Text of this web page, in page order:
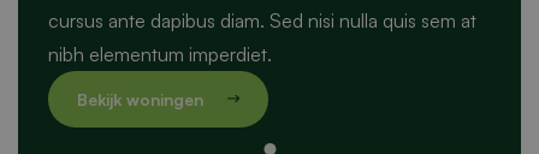
cursus ante dapibus diam. Sed nisi nulla quis sem at
nibh elementum imperdiet.